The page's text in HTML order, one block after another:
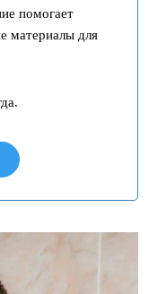
помогает
материалы для